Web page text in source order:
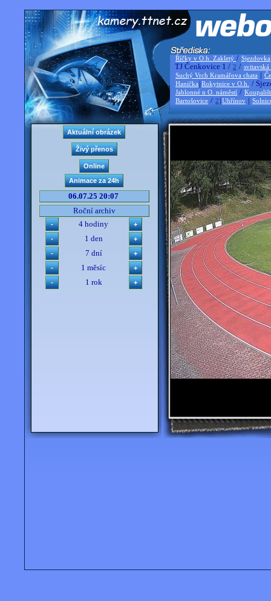
Říčky v O.h. Zakletý / Sjezdovka
TJ Čenkovice 1 / 2 / svitavská
Suchý Vrch Kramářova chata |
Hanička |Rokytnice v O.h. /
Jablonné n O. náměstí /
Bartošovice / 2 |Uhřínov |
06.07.25 20:07
Roční archiv
4 hodiny
1 den
7 dní
1 měsíc
1 rok